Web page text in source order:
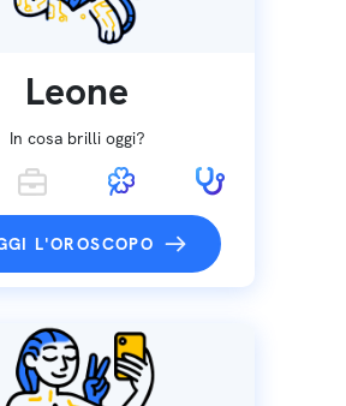
Leone
In cosa brilli oggi?
L'OROSCOPO